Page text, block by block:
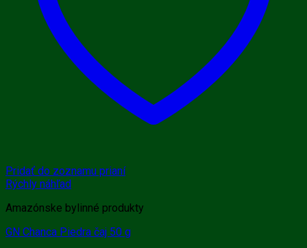
Pridať do zoznamu prianí
Rýchly náhľad
Amazónske bylinné produkty
GN Chanca Piedra čaj 50 g